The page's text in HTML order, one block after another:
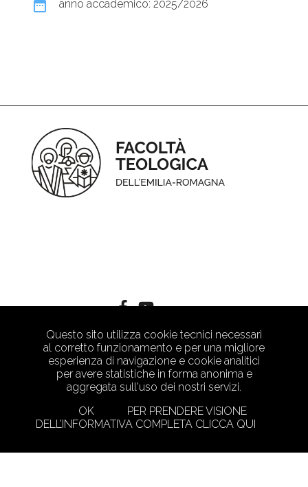
Questo sito utilizza cookie tecnici necessari
al corretto funzionamento e per una migliore
esperienza di navigazione e cookie analitici
per avere statistiche in forma anonima e
aggregata sull'uso dei nostri servizi.
OK
PER PRENDERE VISIONE
DELL’INFORMATIVA COMPLETA CLICCA QUI
date_range anno accademico: 2025/2026